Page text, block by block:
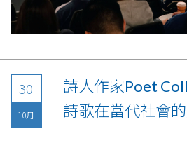
30
10月
詩人作家Poet
詩歌在當代社會